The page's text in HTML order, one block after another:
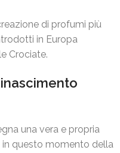
di profumi più
in Europa
Crociate.
una vera e propria
in questo momento della